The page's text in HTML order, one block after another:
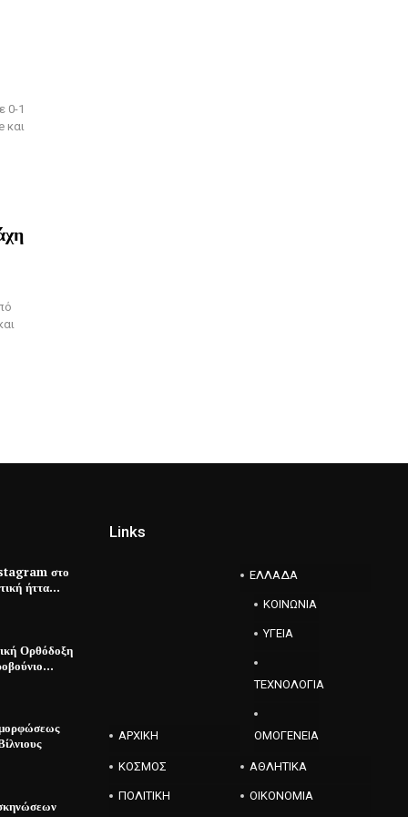
0-1
και
στο
ήττα…
Ορθόδοξη
Links
ΑΡΧΙΚΗ
ΕΛΛΑΔΑ
ΚΟΙΝΩΝΙΑ
ΥΓΕΙΑ
ΤΕΧΝΟΛΟΓΙΑ
ΟΜΟΓΕΝΕΙΑ
ΚΟΣΜΟΣ ΑΘΛΗΤΙΚΑ
ΠΟΛΙΤΙΚΗ ΟΙΚΟΝΟΜΙΑ